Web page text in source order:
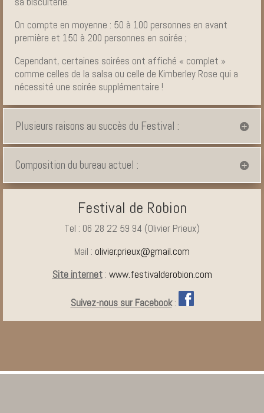
On compte en moyenne : 50 à 100 personnes en avant
première et 150 à 200 personnes en soirée ;
Cependant, certaines soirées ont affiché « complet »
comme celles de la salsa ou celle de Kimberley Rose qui a
nécessité une soirée supplémentaire !
Plusieurs raisons au succès du Festival :
Composition du bureau actuel :
Festival de Robion
Tel : 06 28 22 59 94 (Olivier Prieux)
Mail : olivier.prieux@gmail.com
Site internet: www.festivalderobion.com
Suivez-nous sur Facebook: